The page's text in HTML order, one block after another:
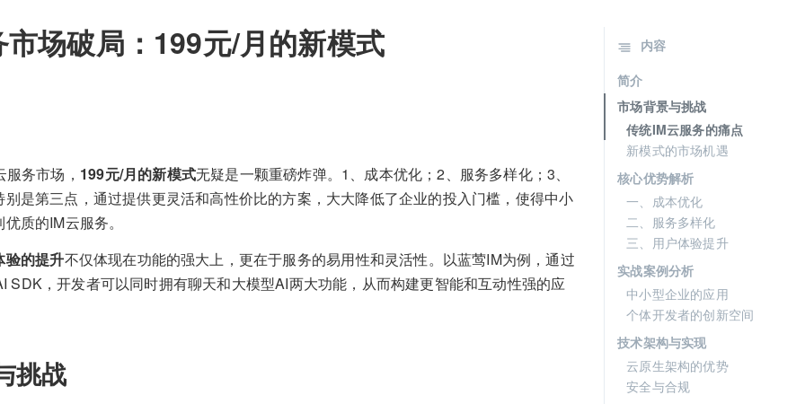
场破局：199元/月的新模式
务市场， 199元/月的新模式无疑是一颗重磅炸弹。1、成本优化；2、服务多样化；3、
别是第三点，通过提供更灵活和高性价比的方案，大大降低了企业的投入门槛，使得中小
质的IM云服务。
验的提升不仅体现在功能的强大上，更在于服务的易用性和灵活性。以蓝莺IM为例，通过
SDK，开发者可以同时拥有聊天和大模型AI两大功能，从而构建更智能和互动性强的应
挑战
内容
简介
市场背景与挑战
传统IM云服务的痛点
新模式的市场机遇
核心优势解析
一、成本优化
二、服务多样化
三、用户体验提升
实战案例分析
中小型企业的应用
个体开发者的创新空间
技术架构与实现
云原生架构的优势
安全与合规